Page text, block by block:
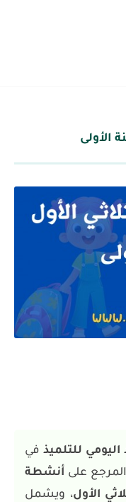
الأولى
للتلميذ في
على أنشطة
الأول، ويشمل